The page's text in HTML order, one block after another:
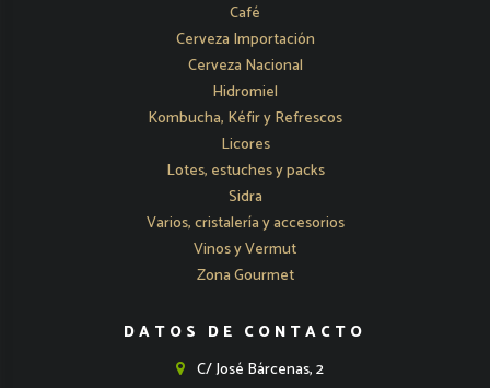
Café
Cerveza Importación
Cerveza Nacional
Hidromiel
Kombucha, Kéfir y Refrescos
Licores
Lotes, estuches y packs
Sidra
Varios, cristalería y accesorios
Vinos y Vermut
Zona Gourmet
DATOS DE CONTACTO
C/ José Bárcenas, 2